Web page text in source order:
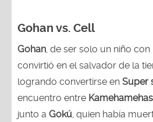
Gohan vs. Cell
Gohan , de ser solo un niño
convirtió en el salvador de la
logrando convertirse en Super
encuentro entre Kamehamehas
junto a Gokú , quien había